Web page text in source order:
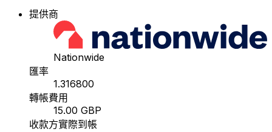
提供商
Nationwide
匯率
1.316800
轉帳費用
15.00 GBP
收款方實際到帳